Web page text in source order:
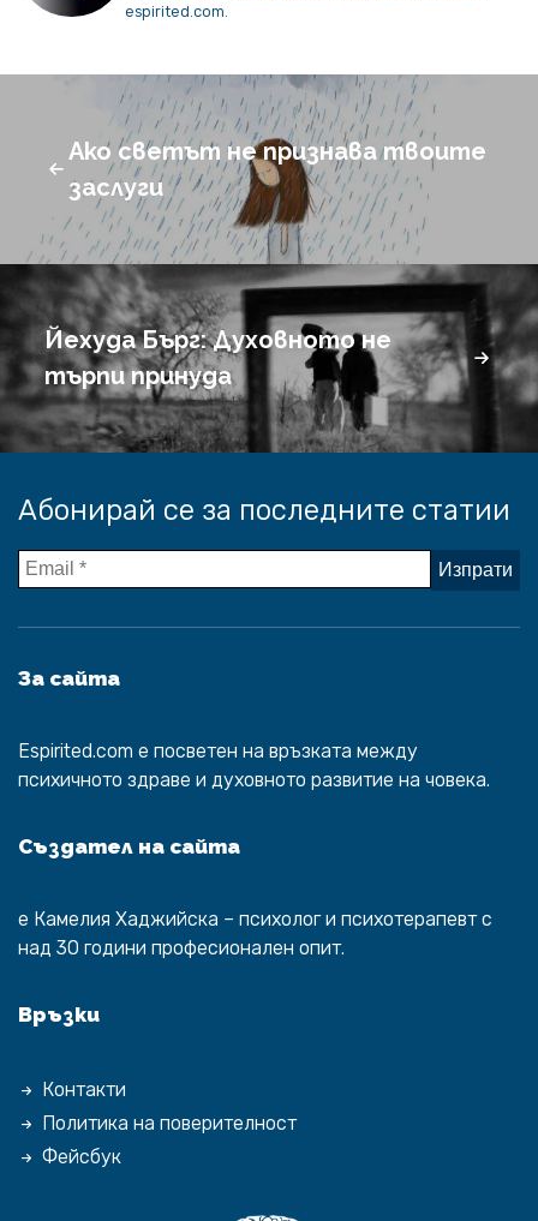
espirited.com.
Ако светът не признава твоите
заслуги
Йехуда Бърг: Духовното не
търпи принуда
Абонирай се за последните статии
За сайта
Espirited.com e посветен на връзката между
психичното здраве и духовното развитие на човека.
Създател на сайта
е Камелия Хаджийска – психолог и психотерапевт с
над 30 години професионален опит.
Връзки
Контакти
Политика на поверителност
Фейсбук